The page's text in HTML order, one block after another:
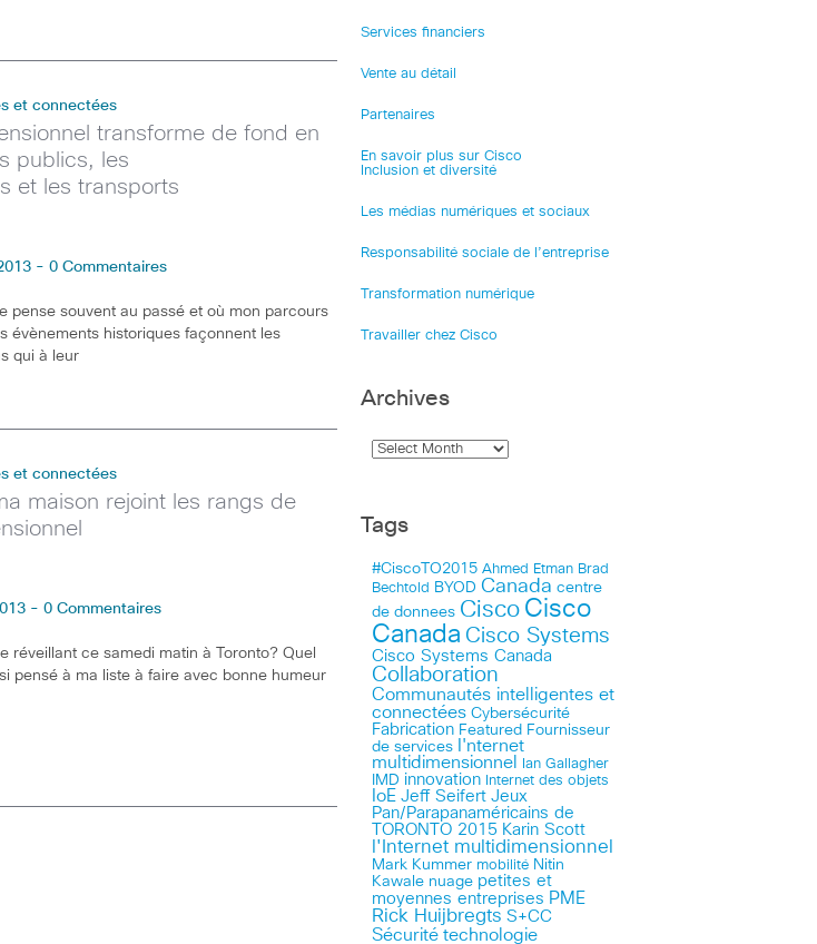
et connectées
transforme de fond en
publics, les
et les transports
- 0 Commentaires
pense souvent au passé et où mon parcours
évènements historiques façonnent les
qui à leur
et connectées
maison rejoint les rangs de
- 0 Commentaires
réveillant ce samedi matin à Toronto? Quel
pensé à ma liste à faire avec bonne humeur
Services financiers
Vente au détail
Partenaires
En savoir plus sur Cisco
Inclusion et diversité
Les médias numériques et sociaux
Responsabilité sociale de l’entreprise
Transformation numérique
Travailler chez Cisco
Archives
Tags
#CiscoTO2015 Ahmed Etman Brad
Bechtold
BYOD Canada centre
de donnees Cisco Cisco
Canada Cisco Systems
Cisco Systems Canada
Collaboration
Communautés intelligentes et
connectées Cybersécurité
Fabrication Featured Fournisseur
de services
I'nternet
multidimensionnel
Ian Gallagher
IMD innovation Internet des objets
IoE Jeff Seifert Jeux
Pan/Parapanaméricains de
TORONTO 2015 Karin Scott
l'Internet multidimensionnel
Mark Kummer mobilité Nitin
Kawale nuage petites et
moyennes entreprises PME
Rick Huijbregts S+CC
Sécurité technologie